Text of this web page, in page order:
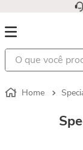
O que você procura?